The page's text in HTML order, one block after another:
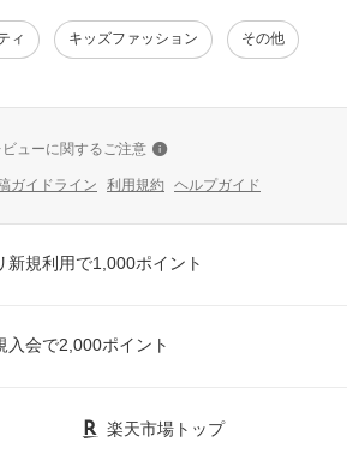
ィ キッズファッション その他
ビューに関するご注意
ガイドライン 利用規約 ヘルプガイド
新規利用で1,000ポイント
入会で2,000ポイント
楽天市場トップ